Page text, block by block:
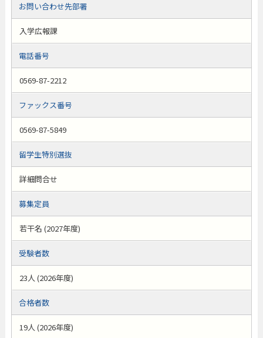
お問い合わせ先部署
入学広報課
電話番号
0569-87-2212
ファックス番号
0569-87-5849
留学生特別選抜
詳細問合せ
募集定員
若干名 (2027年度)
受験者数
23人 (2026年度)
合格者数
19人 (2026年度)